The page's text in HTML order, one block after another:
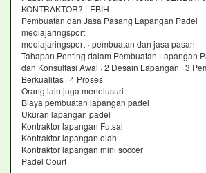
KONTRAKTOR? LEBIH
Pembuatan dan Jasa Pasang Lapangan Padel
mediajaringsport
mediajaringsport › pembuatan dan jasa pasan
Tahapan Penting dalam Pembuatan Lapangan
dan Konsultasi Awal · 2 Desain Lapangan · 3
Berkualitas · 4 Proses
Orang lain juga menelusuri
Biaya pembuatan lapangan padel
Ukuran lapangan padel
Kontraktor lapangan Futsal
Kontraktor lapangan olah
Kontraktor lapangan mini soccer
Padel Court